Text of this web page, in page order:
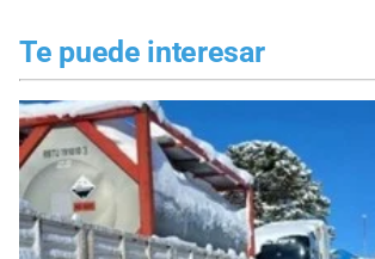
Te puede interesar